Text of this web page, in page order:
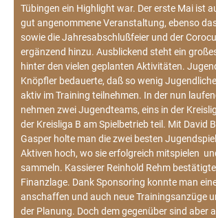
Tübingen ein Highlight war. Der erste Mai ist
gut angenommene Veranstaltung, ebenso
sowie die Jahresabschlußfeier und der
ergänzend hinzu. Ausblickend steht ein
hinter den vielen geplanten Aktivitäten.
Knöpfler bedauerte, daß so wenig
aktiv im Training teilnehmen. In der nun
nehmen zwei Jugendteams, eins in der
der Kreisliga B am Spielbetrieb teil. Mit David
Gasper holte man die zwei besten
Aktiven hoch, wo sie erfolgreich mitspielen
sammeln. Kassierer Reinhold Rehm
Finanzlage. Dank Sponsoring konnte man
anschaffen und auch neue Trainingsanzüge
der Planung. Doch dem gegenüber sind aber